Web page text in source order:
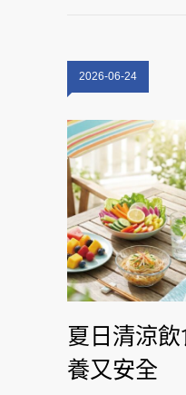
2026-06-24
夏日清涼
養又安全